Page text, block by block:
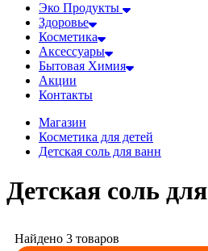
Эко Продукты
Здоровье
Косметика
Аксессуары
Бытовая Химия
Акции
Контакты
Магазин
Косметика для детей
Детская соль для ванн
Детская соль
Найдено 3 товаров